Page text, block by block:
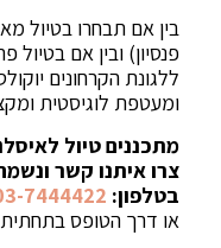
פנסיון) ובין אם
ללגונת הקרחונים
ומעטפת לוגיסטית
מתכננים טיול
צרו איתנו קשר
בטלפון: 7444422
או דרך הטופס